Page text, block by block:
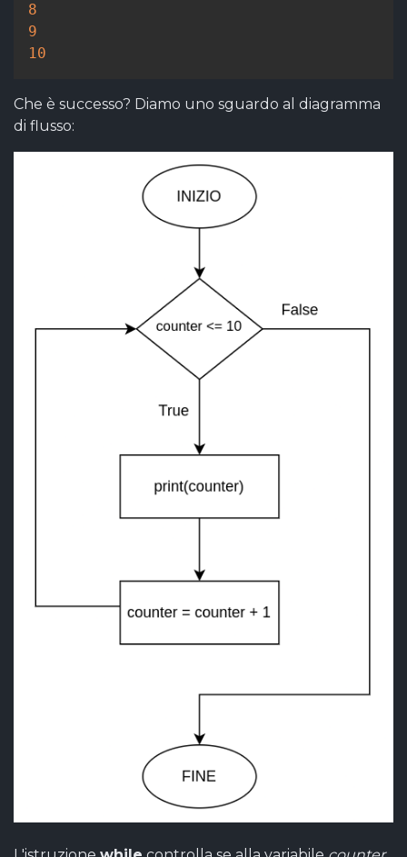
8
9
10
Che è successo? Diamo uno sguardo al diagramma
di flusso: